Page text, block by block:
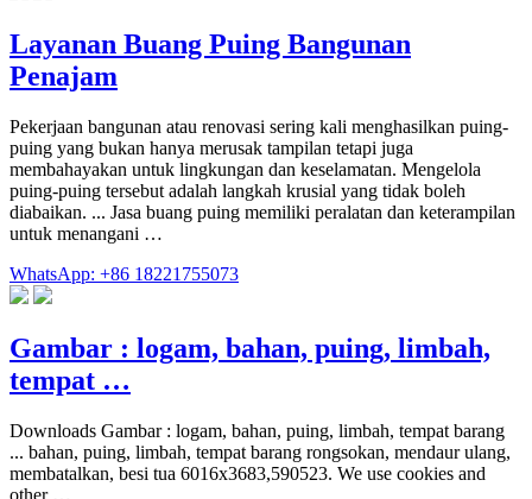
Layanan Buang Puing Bangunan
Penajam
Pekerjaan bangunan atau renovasi sering kali menghasilkan puing-
puing yang bukan hanya merusak tampilan tetapi juga
membahayakan untuk lingkungan dan keselamatan. Mengelola
puing-puing tersebut adalah langkah krusial yang tidak boleh
diabaikan. ... Jasa buang puing memiliki peralatan dan keterampilan
untuk menangani …
WhatsApp: +86 18221755073
Gambar : logam, bahan, puing, limbah,
tempat …
Downloads Gambar : logam, bahan, puing, limbah, tempat barang
... bahan, puing, limbah, tempat barang rongsokan, mendaur ulang,
membatalkan, besi tua 6016x3683,590523. We use cookies and
other …